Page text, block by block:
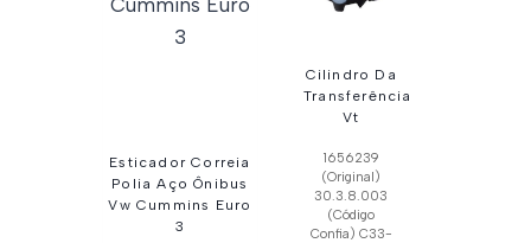
Esticador Correia
Polia Aço Ônibus
Vw Cummins Euro
3
Cilindro Da
Transferência
Vt
1656239
(Original)
30.3.8.003
(Código
Confia) C33-